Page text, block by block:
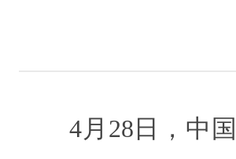
4月28日，中